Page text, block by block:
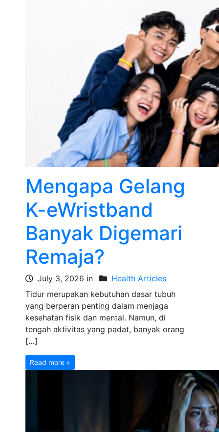
Mengapa Gelang
K-eWristband
Banyak Digemari
Remaja?
July 3, 2026 in
Health Articles
Tidur merupakan kebutuhan dasar tubuh
yang berperan penting dalam menjaga
kesehatan fisik dan mental. Namun, di
tengah aktivitas yang padat, banyak orang
[…]
Read more »